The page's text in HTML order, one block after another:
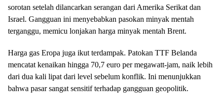
sorotan setelah dilancarkan serangan dari Amerika Serikat dan
Israel. Gangguan ini menyebabkan pasokan minyak mentah
terganggu, memicu lonjakan harga minyak mentah Brent.
Harga gas Eropa juga ikut terdampak. Patokan TTF Belanda
mencatat kenaikan hingga 70,7 euro per megawatt-jam, naik lebih
dari dua kali lipat dari level sebelum konflik. Ini menunjukkan
bahwa pasar sangat sensitif terhadap gangguan geopolitik.